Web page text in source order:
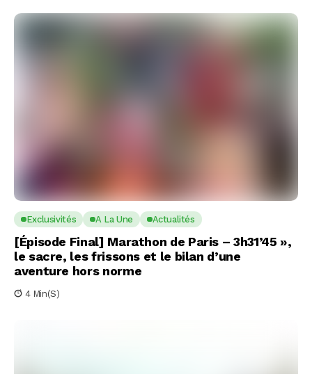
Exclusivités A La Une Actualités
[Épisode Final] Marathon de Paris – 3h31’45 »,
le sacre, les frissons et le bilan d’une
aventure hors norme
4 Min(s)